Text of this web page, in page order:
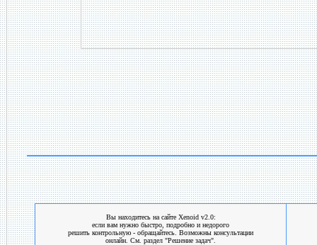
Вы находитесь на сайте Xenoid v2.0:
если вам нужно быстро, подробно и недорого
решить контрольную - обращайтесь. Возможны консультации
онлайн. См. раздел "Решение задач".